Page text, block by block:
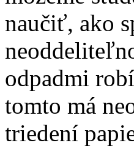
naučiť, ako
odpadmi
tomto má
triedení